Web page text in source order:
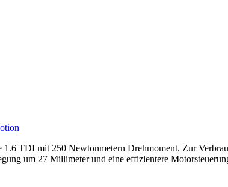
TDI mit 250 Newtonmetern Drehmoment. Zur
um 27 Millimeter und eine effizientere